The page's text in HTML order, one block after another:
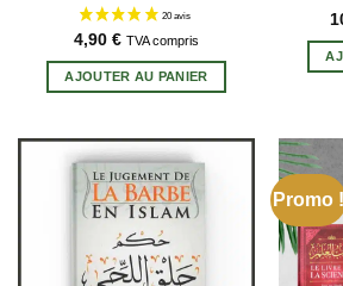
4,90 € TVA compris
AJOUTER AU PANIER
Promo !